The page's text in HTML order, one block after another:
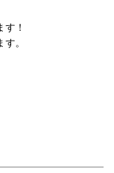
！
。